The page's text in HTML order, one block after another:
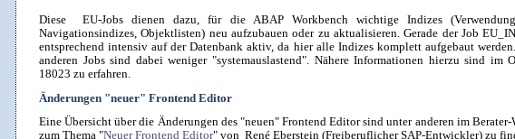
Diese EU-Jobs dienen dazu, für die ABAP Workbench wichtige Indizes
Navigationsindizes, Objektlisten) neu aufzubauen oder zu aktualisieren. Gerade der Job
entsprechend intensiv auf der Datenbank aktiv, da hier alle Indizes komplett aufgebaut
anderen Jobs sind dabei weniger "systemauslastend". Nähere Informationen hierzu sind im
18023 zu erfahren.
Änderungen "neuer" Frontend Editor
Eine Übersicht über die Änderungen des "neuen" Frontend Editor sind unter anderen im
zum Thema "Neuer Frontend Editor" von René Eberstein (Freiberuflicher SAP-Entwickler) zu